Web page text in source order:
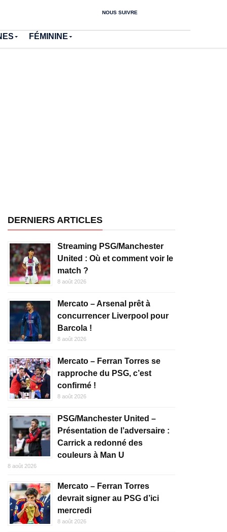
NOUS SUIVRE
FÉMININE
DERNIERS ARTICLES
Streaming PSG/Manchester
United : Où et comment voir le
match ?
8 août 2026
Mercato – Arsenal prêt à
concurrencer Liverpool pour
Barcola !
8 août 2026
Mercato – Ferran Torres se
rapproche du PSG, c’est
confirmé !
8 août 2026
PSG/Manchester United –
Présentation de l’adversaire :
Carrick a redonné des
couleurs à Man U
8 août 2026
Mercato – Ferran Torres
devrait signer au PSG d’ici
mercredi
8 août 2026